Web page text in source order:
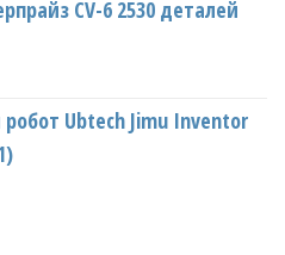
CV-6 2530 деталей
Ubtech Jimu Inventor